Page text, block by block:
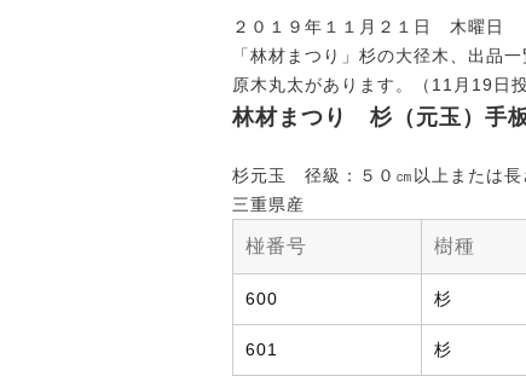
２０１９年１１月２１日 木曜日
「林材まつり」杉の大径木、出品
原木丸太があります。（11月19日投
林材まつり 杉（元玉）手
杉元玉 径級：５０㎝以上または長
三重県産
椪番号 樹種
600 杉
601 杉